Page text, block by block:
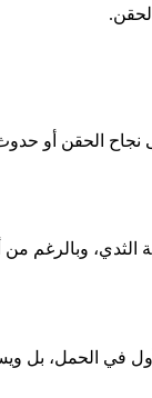
الحقن أو حدوث
وبالرغم
في الحمل، بل